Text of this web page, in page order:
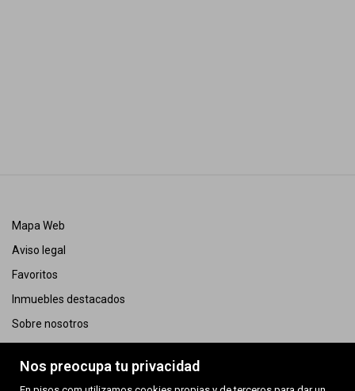
Nos preocupa tu privacidad
Mapa Web
Aviso legal
Favoritos
Inmuebles destacados
Sobre nosotros
AICAT 12544